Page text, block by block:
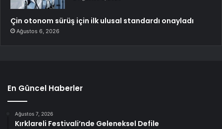
Çin otonom sürüş için ilk ulusal standardı onayladı
Ağustos 6, 2026
En Güncel Haberler
Ağustos 7, 2026
Kırklareli Festivali’nde Geleneksel Defile